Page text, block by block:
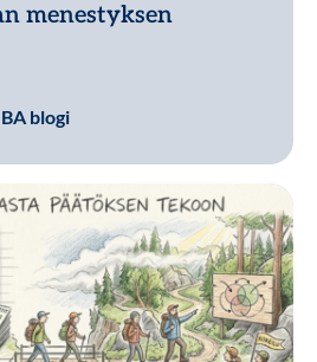
menestyksen
blogi